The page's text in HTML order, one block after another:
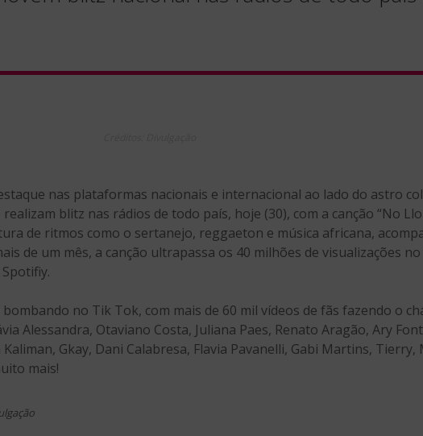
nas plataformas nacionais e internacional ao lado do astro
realizam blitz nas rádios de todo país, hoje (30), com a canção “No
de ritmos como o sertanejo, reggaeton e música africana,
de um mês, a canção ultrapassa os 40 milhões de visualizações
no Tik Tok, com mais de 60 mil vídeos de fãs fazendo o
Alessandra, Otaviano Costa, Juliana Paes, Renato Aragão, Ary
Gkay, Dani Calabresa, Flavia Pavanelli, Gabi Martins, Tierry,
mais!